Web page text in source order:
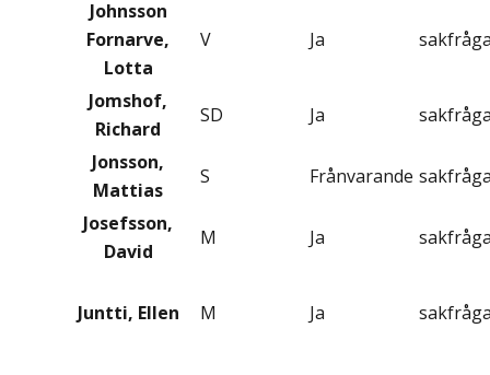
Johnsson
Fornarve,
Lotta
V Ja
Jomshof,
Richard
SD Ja
Jonsson,
Mattias
S Frånvarande
Josefsson,
David
M Ja
Juntti, Ellen M Ja